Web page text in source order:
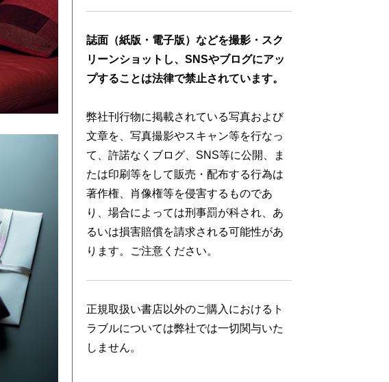
誌面（紙版・電子版）などを撮影・スク
リーンショットし、SNSやブログにアッ
プすることは法律で禁止されています。
弊社刊行物に掲載されている写真および
文章を、写真撮影やスキャン等を行なっ
て、許諾なくブログ、SNS等に公開、ま
たは印刷等をして販売・配布する行為は
著作権、肖像権等を侵害するものであ
り、場合によっては刑事罰が科され、あ
るいは損害賠償を請求される可能性があ
ります。ご注意ください。
正規取扱い書店以外のご購入におけるト
ラブルについては弊社では一切関与いた
しません。